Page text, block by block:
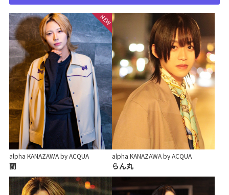
alpha KANAZAWA by ACQUA
蘭
alpha KANAZAWA by ACQUA
らん丸